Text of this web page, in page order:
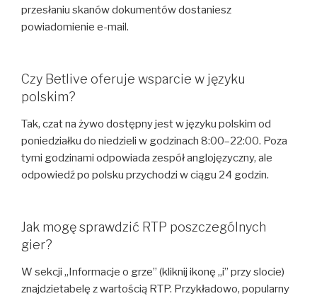
przesłaniu skanów dokumentów dostaniesz
powiadomienie e-mail.
Czy Betlive oferuje wsparcie w języku
polskim?
Tak, czat na żywo dostępny jest w języku polskim od
poniedziałku do niedzieli w godzinach 8:00–22:00. Poza
tymi godzinami odpowiada zespół anglojęzyczny, ale
odpowiedź po polsku przychodzi w ciągu 24 godzin.
Jak mogę sprawdzić RTP poszczególnych
gier?
W sekcji „Informacje o grze” (kliknij ikonę „i” przy slocie)
znajdzietabelę z wartością RTP. Przykładowo, popularny